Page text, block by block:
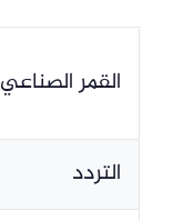
القمر الصناعي
التردد